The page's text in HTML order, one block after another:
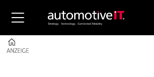
ANZEIGE
ANZEIGE